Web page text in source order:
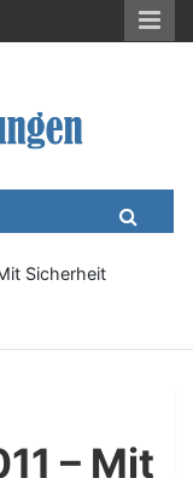
Wirtschaft
Sicherheit
– Mit